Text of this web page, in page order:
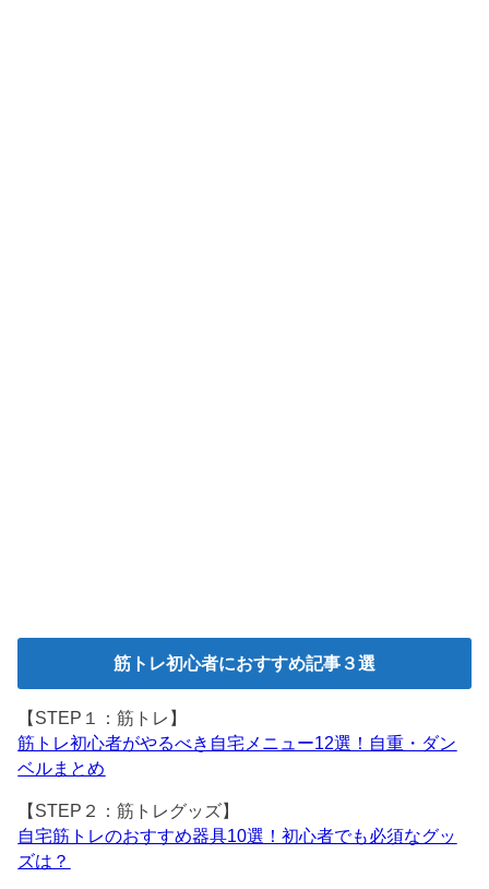
筋トレ初心者におすすめ記事３選
【STEP１：筋トレ】
筋トレ初心者がやるべき自宅メニュー12選！自重・ダン
ベルまとめ
【STEP２：筋トレグッズ】
自宅筋トレのおすすめ器具10選！初心者でも必須なグッ
ズは？